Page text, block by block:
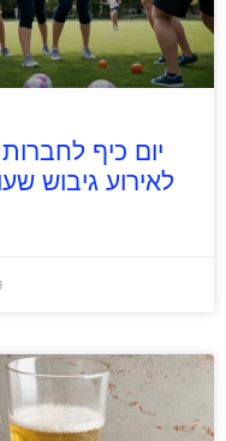
יום כיף
לאירוע גיבוש